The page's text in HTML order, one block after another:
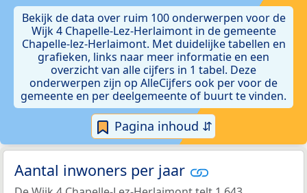
Bekijk de data over ruim 100 onderwerpen voor de
Wijk 4 Chapelle-Lez-Herlaimont in de gemeente
Chapelle-lez-Herlaimont. Met duidelijke tabellen en
grafieken, links naar meer informatie en een
overzicht van alle cijfers in 1 tabel. Deze
onderwerpen zijn op AlleCijfers ook per voor de
gemeente en per deelgemeente of buurt te vinden.
Pagina inhoud ⇵
Aantal inwoners per jaar